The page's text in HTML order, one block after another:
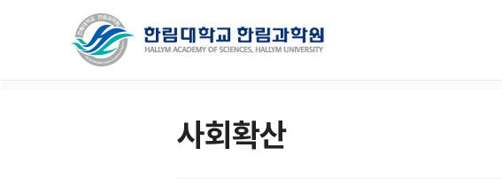
사회확산